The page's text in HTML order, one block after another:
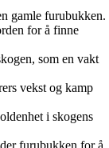
gamle furubukken.
for å finne
som en vakt
vekst og kamp
i skogens
furubukken for å